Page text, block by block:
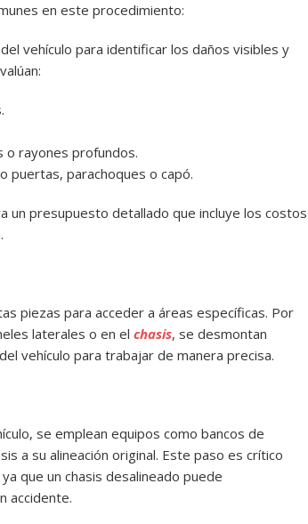
en este procedimiento:
vehículo para identificar los daños visibles y
o rayones profundos.
puertas, parachoques o capó.
un presupuesto detallado que incluye los costos
piezas para acceder a áreas específicas. Por
laterales o en el chasis, se desmontan
vehículo para trabajar de manera precisa.
se emplean equipos como bancos de
a su alineación original. Este paso es crítico
que un chasis desalineado puede
accidente.